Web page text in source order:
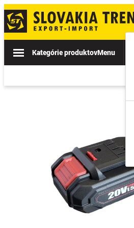
Kategórie produktovMenu